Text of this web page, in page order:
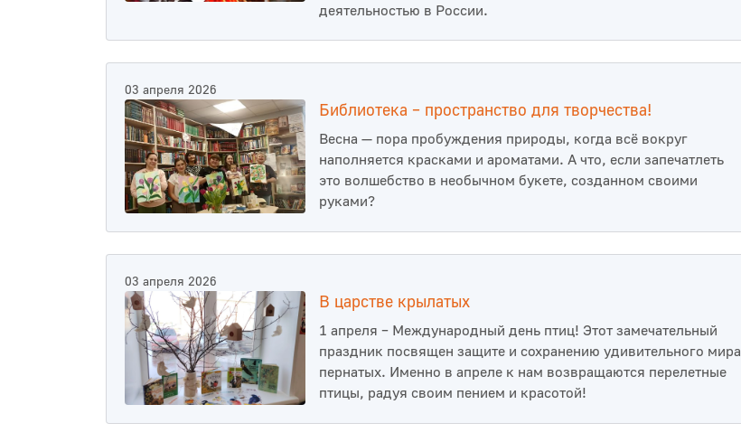
деятельностью в России.
03 апреля 2026
Библиотека – пространство для творчества!
Весна — пора пробуждения природы, когда всё вокруг
наполняется красками и ароматами. А что, если запечатлеть
это волшебство в необычном букете, созданном своими
руками?
03 апреля 2026
В царстве крылатых
1 апреля – Международный день птиц! Этот замечательный
праздник посвящен защите и сохранению удивительного мира
пернатых. Именно в апреле к нам возвращаются перелетные
птицы, радуя своим пением и красотой!